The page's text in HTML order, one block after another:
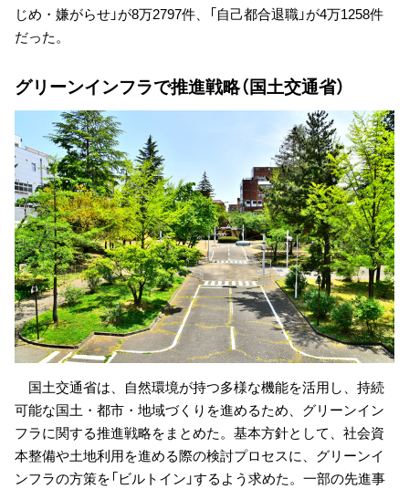
じめ・嫌がらせ」が8万2797件、「自己都合退職」が4万1258件
だった。
グリーンインフラで推進戦略（国土交通省）
国土交通省は、自然環境が持つ多様な機能を活用し、持続
可能な国土・都市・地域づくりを進めるため、グリーンイン
フラに関する推進戦略をまとめた。基本方針として、社会資
本整備や土地利用を進める際の検討プロセスに、グリーンイ
ンフラの方策を「ビルトイン」するよう求めた。一部の先進事